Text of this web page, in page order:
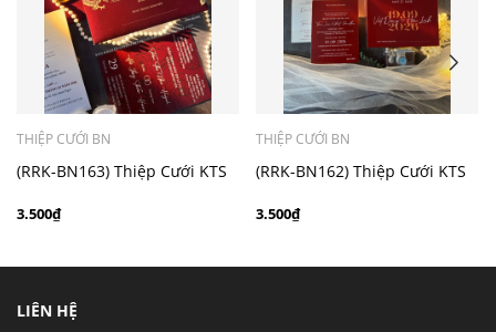
- Mẫu dưới 3000 giá chưa bao gồm bản đồ, quý khách
có nhu cầu in bản đồ sẽ có mức phí 300 - 500 đồng 1
thiệp tuỳ chất liệu.
THIỆP CƯỚI BN
(RRK-BN163) Thiệp Cưới KTS
3.500₫
THIỆP CƯỚI BN
(RRK-BN162) Thiệp Cưới KTS
3.500₫
LIÊN HỆ